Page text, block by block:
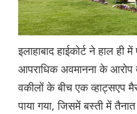
इलाहाबाद हाईकोर्ट ने हाल
आपराधिक अवमानना ​​के आरोप
वकीलों के बीच एक व्हाट्सएप
पाया गया, जिसमें बस्ती में